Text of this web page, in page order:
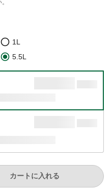
1L
5.5L
カートに入れる